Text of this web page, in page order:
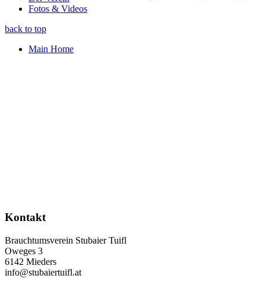
Fotos & Videos
back to top
Main Home
Kontakt
Brauchtumsverein Stubaier Tuifl
Oweges 3
6142 Mieders
info@stubaiertuifl.at